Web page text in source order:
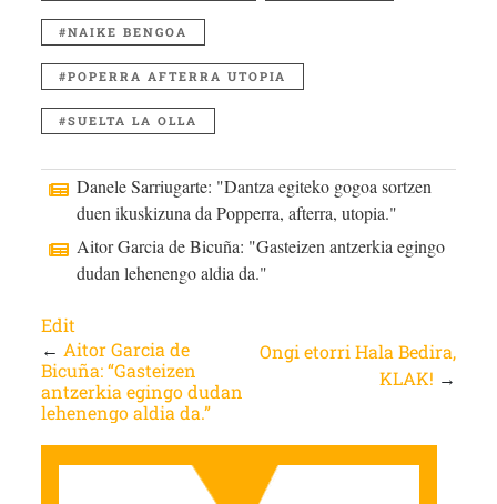
NAIKE BENGOA
POPERRA AFTERRA UTOPIA
SUELTA LA OLLA
Danele Sarriugarte: "Dantza egiteko gogoa sortzen
duen ikuskizuna da Popperra, afterra, utopia."
Aitor Garcia de Bicuña: "Gasteizen antzerkia egingo
dudan lehenengo aldia da."
Edit
← Aitor Garcia de
Bicuña: “Gasteizen
antzerkia egingo dudan
lehenengo aldia da.”
Ongi etorri Hala Bedira,
KLAK! →